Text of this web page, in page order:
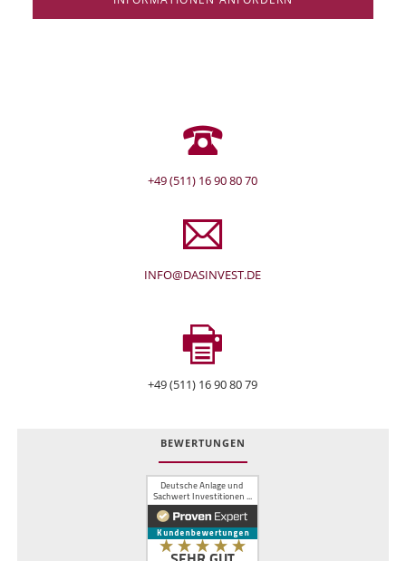
+49 (511) 16 90 80 70
INFO@DASINVEST.DE
+49 (511) 16 90 80 79
BEWERTUNGEN